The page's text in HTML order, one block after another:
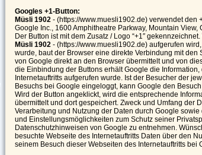
Googles +1-Button:
Müsli 1902 - (https://www.muesli1902.de) verwendet
Google Inc., 1600 Amphitheatre Parkway, Mountain View,
Der Button ist mit dem Zusatz / Logo “+1″
Müsli 1902 - (https://www.muesli1902.de) aufgerufen
wurde, baut der Browser eine direkte Verbindung mit den
von Google direkt an den Browser übermittelt und von
die Einbindung der Buttons erhält Google die
Internetauftritts aufgerufen wurde. Ist der Besucher der
Besuchs bei Google eingeloggt, kann Google den
Wird der Button angeklickt, wird die entsprechende
übermittelt und dort gespeichert. Zweck und Umfang der
Verarbeitung und Nutzung der Daten durch Google
und Einstellungsmöglichkeiten zum Schutz seiner
Datenschutzhinweisen von Google zu entnehmen.
besuchte Webseite des Internetauftritts Daten über den
seinem Besuch dieser Webseiten des Internetauftritts bei